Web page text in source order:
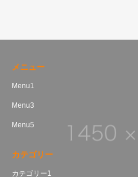
メニュー
Menu1
Menu3
Menu5
カテゴリー
カテゴリー1